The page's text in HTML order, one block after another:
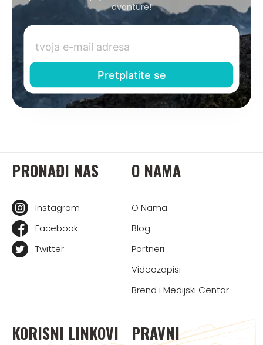
avanture!
PRONAĐI NAS
Instagram
Facebook
Twitter
O NAMA
O Nama
Blog
Partneri
Videozapisi
Brend i Medijski Centar
KORISNI LINKOVI PRAVNI